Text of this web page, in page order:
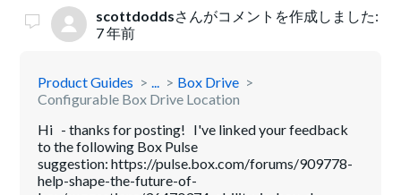
scottdoddsさんがコメントを作成しました:
7 年前
Product Guides ...
Box Drive
Configurable Box Drive Location
Hi - thanks for posting! I've linked your feedback
to the following Box Pulse
suggestion: https://pulse.box.com/forums/909778-
help-shape-the-future-of-